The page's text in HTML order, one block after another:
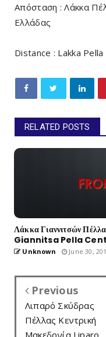
Απόσταση : Λάκκα
Ελλάδας
Distance : Lakka
RELATED POSTS
Λάκκα Γιαννιτσών
Giannitsa Pella
Unknown June 30,
Previous
Λιπαρό Σκύδρας
Πέλλας Κεντρική
Μακεδονία Liparo